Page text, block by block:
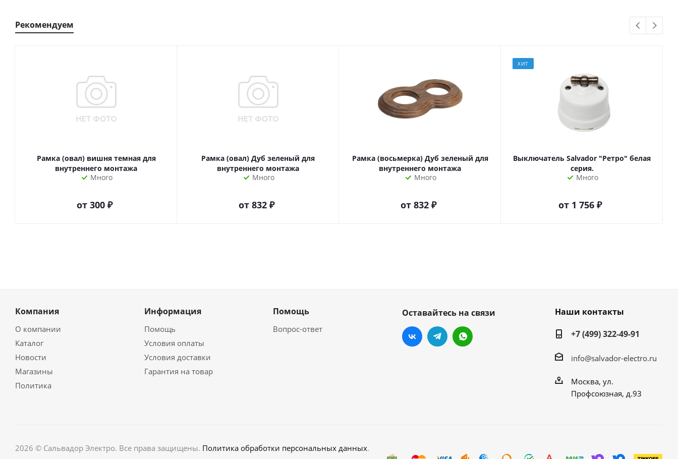
Рекомендуем
Рамка (овал) вишня темная для
внутреннего монтажа
Много
от 300 ₽
Рамка (овал) Дуб зеленый для
внутреннего монтажа
Много
от 832 ₽
Рамка (восьмерка) Дуб зеленый для
внутреннего монтажа
Много
от 832 ₽
ХИТ
Выключатель Salvador "Ретро" белая
серия.
Много
от 1 756 ₽
Компания
О компании
Каталог
Новости
Магазины
Политика
Информация
Помощь
Условия оплаты
Условия доставки
Гарантия на товар
Помощь
Вопрос-ответ
Оставайтесь на связи
Наши контакты
+7 (499) 322-49-91
info@salvador-electro.ru
Москва, ул.
Профсоюзная, д.93
2026 © Сальвадор Электро. Все права защищены. Политика обработки персональных данных.